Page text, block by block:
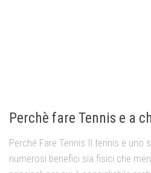
Perchè fare Tennis e a
Perché Fare Tennis Il tennis è
numerosi benefici sia fisici che